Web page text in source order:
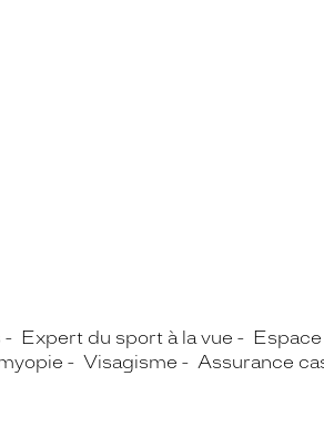
Expert du sport à la vue
Visagisme
Assurance